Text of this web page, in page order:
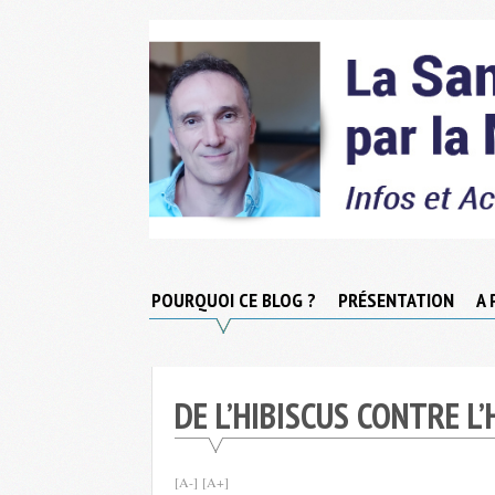
Santé
POURQUOI CE BLOG ? PRÉSENTATION A
DE L’HIBISCUS CONTRE
[A-] [A+]